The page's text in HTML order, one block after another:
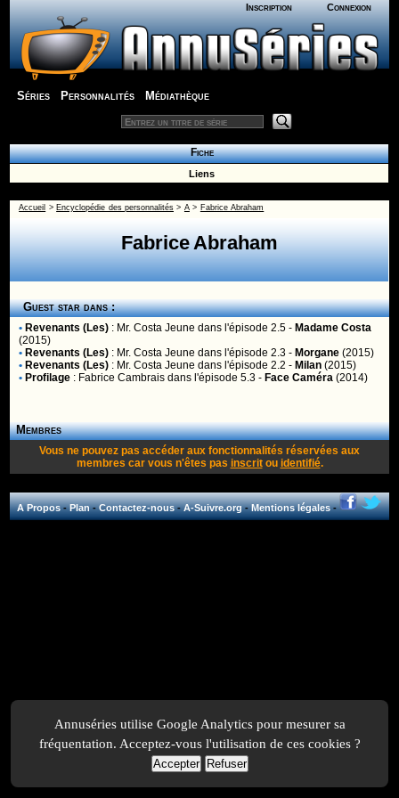
Inscription Connexion
Séries Personnalités Médiathèque
Fiche
Liens
Accueil > Encyclopédie des personnalités > A> Fabrice Abraham
Fabrice Abraham
Guest star dans :
• Revenants (Les) : Mr. Costa Jeune dans l'épisode 2.5 - Madame Costa
(2015)
• Revenants (Les) : Mr. Costa Jeune dans l'épisode 2.3 - Morgane (2015)
• Revenants (Les) : Mr. Costa Jeune dans l'épisode 2.2 - Milan (2015)
• Profilage : Fabrice Cambrais dans l'épisode 5.3 - Face Caméra (2014)
Membres
Vous ne pouvez pas accéder aux fonctionnalités réservées aux
membres car vous n'êtes pas inscritou identifié.
A Propos-Plan-Contactez-nous-A-Suivre.org-Mentions légales-
Annuséries utilise Google Analytics pour mesurer sa
fréquentation. Acceptez-vous l'utilisation de ces cookies ?
Accepter Refuser